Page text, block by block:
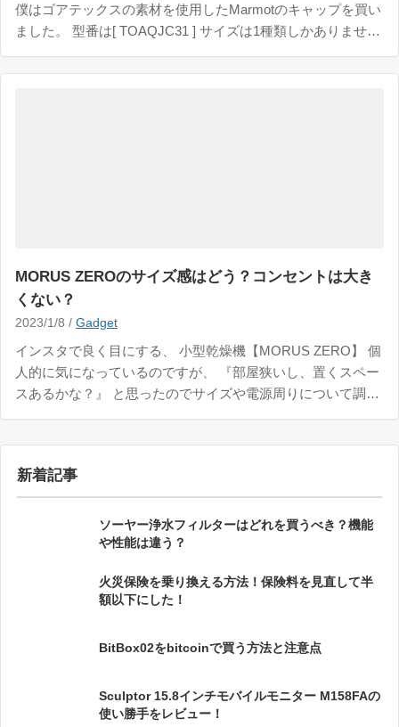
僕はゴアテックスの素材を使用したMarmotのキャップを買い
ました。 型番は[ TOAQJC31 ] サイズは1種類しかありません
想を書いていきます。 Marmotの帽子をレビュー 1年中使える
MORUS ZEROのサイズ感はどう？コンセントは大き
くない？
2023/1/8 / Gadget
インスタで良く目にする、 小型乾燥機【MORUS ZERO】 個
人的に気になっているのですが、 『部屋狭いし、置くスペー
スあるかな？』 と思ったのでサイズや電源周りについて調べ
新着記事
ソーヤー浄水フィルターはどれを買うべき？機能
や性能は違う？
火災保険を乗り換える方法！保険料を見直して半
額以下にした！
BitBox02をbitcoinで買う方法と注意点
Sculptor 15.8インチモバイルモニター M158FAの
使い勝手をレビュー！